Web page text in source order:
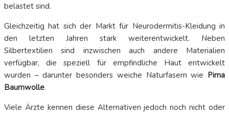
belastet sind.
Gleichzeitig hat sich der Markt für Neurodermitis-Kleidung in
den letzten Jahren stark weiterentwickelt. Neben
Silbertextilien sind inzwischen auch andere Materialien
verfügbar, die speziell für empfindliche Haut entwickelt
wurden – darunter besonders weiche Naturfasern wie Pima
Baumwolle.
Viele Ärzte kennen diese Alternativen jedoch noch nicht oder